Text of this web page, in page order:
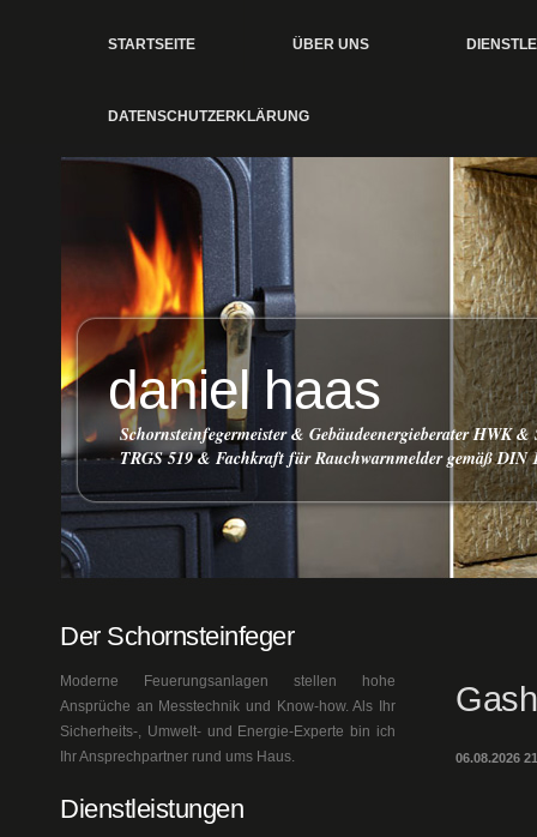
STARTSEITE ÜBER UNS
DATENSCHUTZERKLÄRUNG
daniel haas
Schornsteinfegermeister & Gebäudeenergieberater HWK
TRGS 519 & Fachkraft für Rauchwarnmelder gemäß DIN
06.08.2026
Der Schornsteinfeger
Moderne Feuerungsanlagen stellen hohe
Ansprüche an Messtechnik und Know-how. Als Ihr
Sicherheits-, Umwelt- und Energie-Experte bin ich
Ihr Ansprechpartner rund ums Haus.
Dienstleistungen